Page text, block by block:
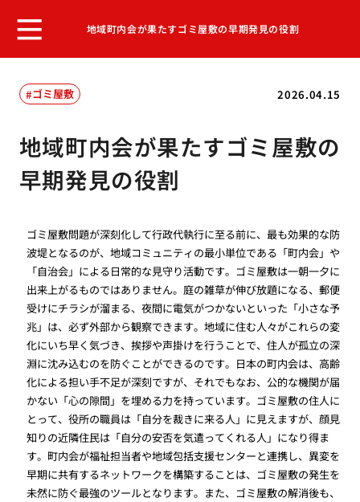
地域町内会が果たすゴミ屋敷の早期発見の役割
2026.04.15
ゴミ屋敷
地域町内会が果たすゴミ屋敷の
早期発見の役割
ゴミ屋敷問題が深刻化して行政代執行に至る前に、最も効果的な防
波堤となるのが、地域コミュニティの最小単位である「町内会」や
「自治会」による日常的な見守り活動です。ゴミ屋敷は一朝一夕に
出来上がるものではありません。庭の雑草が伸び放題になる、郵便
受けにチラシが溜まる、夜間に電気がつかないといった「小さな予
兆」は、必ず外部から観察できます。地域に住む人々がこれらの変
化にいち早く気づき、挨拶や声掛けを行うことで、住人が孤立の深
淵に沈み込むのを防ぐことができるのです。日本の町内会は、高齢
化による担い手不足が深刻ですが、それでもなお、公的な機関が届
かない「心の隙間」を埋める力を持っています。ゴミ屋敷の住人に
とって、役所の職員は「自分を裁きに来る人」に見えますが、顔見
知りの近隣住民は「自分の安否を気遣ってくれる人」になり得ま
す。町内会が福祉担当者や地域包括支援センターと連携し、異変を
早期に共有するネットワークを構築することは、ゴミ屋敷の発生を
未然に防ぐ最強のツールとなります。また、ゴミ屋敷の解消後も、